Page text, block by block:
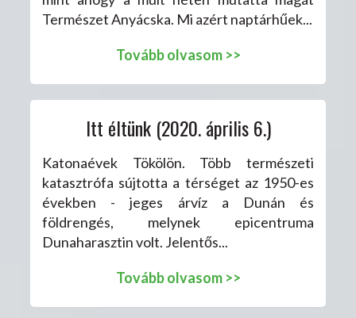
Természet Anyácska. Mi azért naptárhűek...
Tovább olvasom >>
Itt éltünk (2020. április 6.)
Katonaévek Tökölön. Több természeti
katasztrófa sújtotta a térséget az 1950-es
években - jeges árvíz a Dunán és
földrengés, melynek epicentruma
Dunaharasztin volt. Jelentős...
Tovább olvasom >>